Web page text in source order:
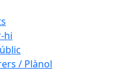
hi
/ Plànol